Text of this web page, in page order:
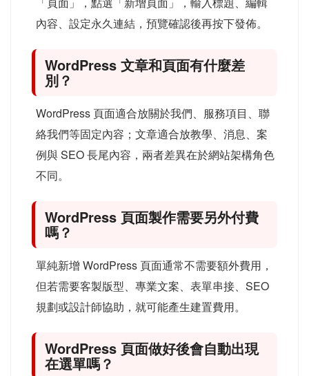
內容、設定永久連結，預覽確認後再按下發佈。
WordPress 文章和頁面有什麼差
別？
WordPress 頁面適合放關於我們、服務項目、聯
絡我們等固定內容；文章適合放教學、消息、案
例與 SEO 長尾內容，兩者差異在於網站架構角色
不同。
WordPress 頁面製作需要另外付費
嗎？
單純新增 WordPress 頁面通常不需要額外費用，
但若需要客製版型、專業文案、表單串接、SEO
規劃或設計師協助，就可能產生建置費用。
WordPress 頁面做好後會自動出現
在選單嗎？